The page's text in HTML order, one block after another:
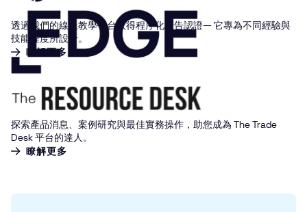
透過我們的線上教學平台取得程序化廣告認證— 它專為不同經驗與
技能程度所設計。
瞭解更多
探索產品消息、案例研究與最佳實務操作，助您成為 The Trade
Desk 平台的達人。
瞭解更多